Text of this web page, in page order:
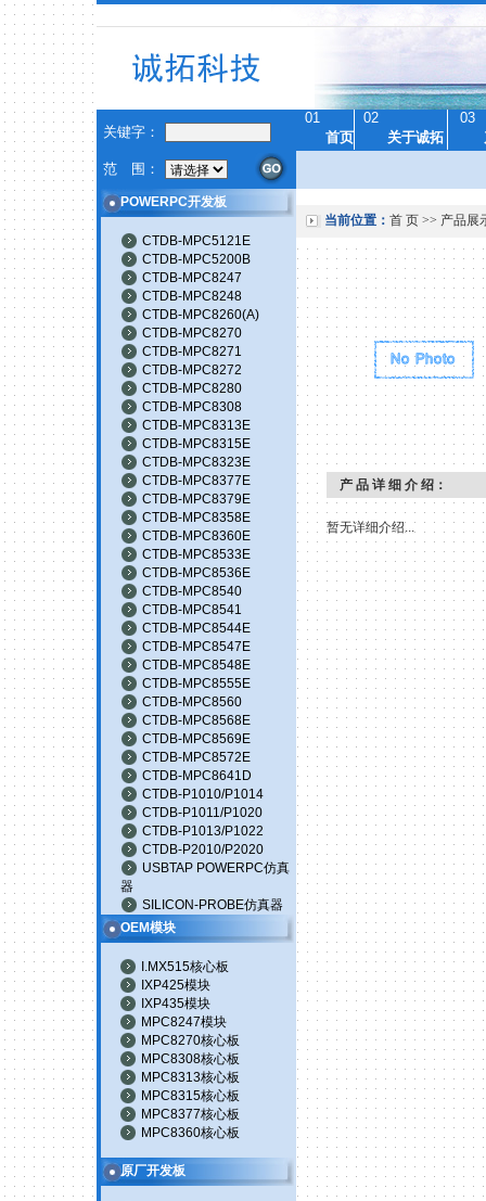
关键字：
范 围：
01 02
03
首页
关于诚拓
POWERPC开发板
CTDB-MPC5121E
CTDB-MPC5200B
CTDB-MPC8247
CTDB-MPC8248
CTDB-MPC8260(A)
CTDB-MPC8270
CTDB-MPC8271
CTDB-MPC8272
CTDB-MPC8280
CTDB-MPC8308
CTDB-MPC8313E
CTDB-MPC8315E
CTDB-MPC8323E
CTDB-MPC8377E
CTDB-MPC8379E
CTDB-MPC8358E
CTDB-MPC8360E
CTDB-MPC8533E
CTDB-MPC8536E
CTDB-MPC8540
CTDB-MPC8541
CTDB-MPC8544E
CTDB-MPC8547E
CTDB-MPC8548E
CTDB-MPC8555E
CTDB-MPC8560
CTDB-MPC8568E
CTDB-MPC8569E
CTDB-MPC8572E
CTDB-MPC8641D
CTDB-P1010/P1014
CTDB-P1011/P1020
CTDB-P1013/P1022
CTDB-P2010/P2020
USBTAP POWERPC仿真
器
SILICON-PROBE仿真器
OEM模块
I.MX515核心板
IXP425模块
IXP435模块
MPC8247模块
MPC8270核心板
MPC8308核心板
MPC8313核心板
MPC8315核心板
MPC8377核心板
MPC8360核心板
原厂开发板
当前位置： 首 页>> 产品展
产 品 详 细 介 绍：
暂无详细介绍...